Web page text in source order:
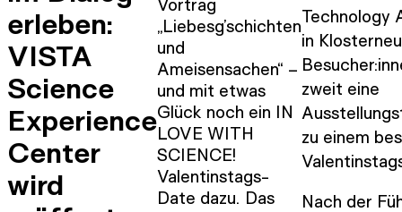
erleben:
VISTA
Science
Experience
Center
wird
Vortrag
„Liebesg’schichten
und
Ameisensachen“ –
und mit etwas
Glück noch ein IN
LOVE WITH
SCIENCE!
Valentinstags-
Date dazu. Das
Technology
in
zweit eine
zu einem
Nach der